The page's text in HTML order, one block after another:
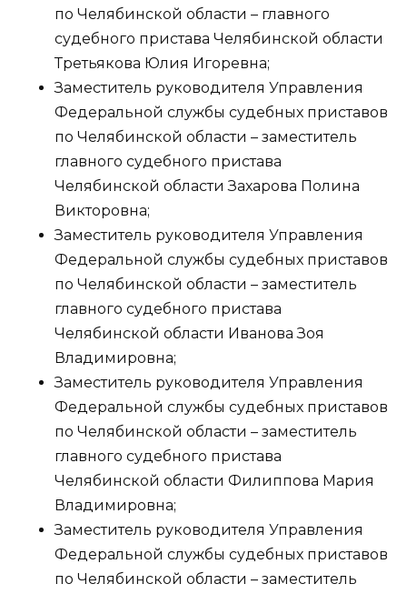
по Челябинской области – главного
судебного пристава Челябинской области
Третьякова Юлия Игоревна;
Заместитель руководителя Управления
Федеральной службы судебных приставов
по Челябинской области – заместитель
главного судебного пристава
Челябинской области Захарова Полина
Викторовна;
Заместитель руководителя Управления
Федеральной службы судебных приставов
по Челябинской области – заместитель
главного судебного пристава
Челябинской области Иванова Зоя
Владимировна;
Заместитель руководителя Управления
Федеральной службы судебных приставов
по Челябинской области – заместитель
главного судебного пристава
Челябинской области Филиппова Мария
Владимировна;
Заместитель руководителя Управления
Федеральной службы судебных приставов
по Челябинской области – заместитель